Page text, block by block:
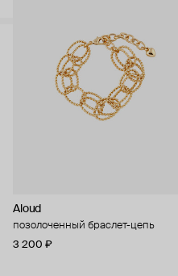
Aloud
позолоченный браслет-цепь
3 200 ₽